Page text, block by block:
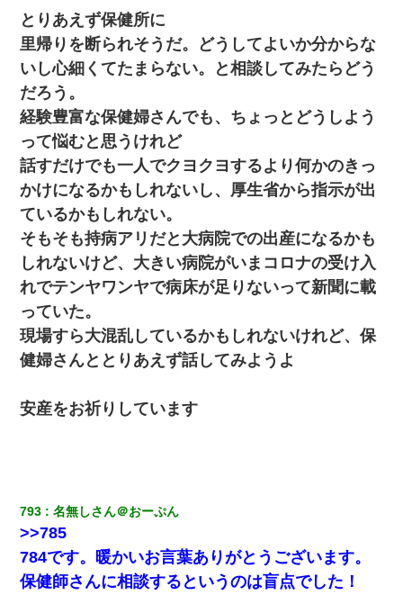
「無理。義弟より娘たちが大事」旦那「娘たちが成人した
ら別れよう」私（は？）
姉旦那の友達「ほんとのパパだよ～」私のお腹を触ってほ
ざく。→思わず手を叩いて振り払ったら…
ナンパにほいほい付いていった私、地獄に落ちる
新卒の女性社員に1年半ストーカーされていた。俺「マジで
怖い」上司「話をしてみる」→女性社員「実は10数年前
に…」
彼女にプロポーズしてOK貰った俺、告げられた結婚条件に
ブチ切れて無事婚約破棄・・・
私（23）冗談のつもりで上司（27）に胸を揉ませた結
果・・・
さっき嫁から、「愛しています」ってメールが届いた。俺
宅飲みで女友達の乳を見てしまった・・・
父が他界→父のフリン相手『どうか相続を放棄して下さ
い、昔のことは謝ります。ごめんなさい…』私「お子さん
はフリン略奪婚って知ってるの？」相手『 』結果→
とりあえず保健所に
里帰りを断られそうだ。どうしてよいか分からな
いし心細くてたまらない。と相談してみたらどう
だろう。
経験豊富な保健婦さんでも、ちょっとどうしよう
って悩むと思うけれど
話すだけでも一人でクヨクヨするより何かのきっ
かけになるかもしれないし、厚生省から指示が出
ているかもしれない。
そもそも持病アリだと大病院での出産になるかも
しれないけど、大きい病院がいまコロナの受け入
れでテンヤワンヤで病床が足りないって新聞に載
っていた。
現場すら大混乱しているかもしれないけれど、保
健婦さんととりあえず話してみようよ
安産をお祈りしています
793 名無しさん＠おーぷん
>>785
784です。暖かいお言葉ありがとうございます。
保健師さんに相談するというのは盲点でした！